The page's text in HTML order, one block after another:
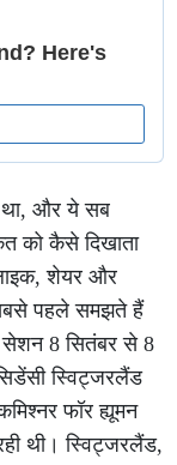
था, और ये सब
को कैसे दिखाता
शेयर और
पहले समझते हैं
8 सितंबर से 8
स्विट्जरलैंड
फॉर ह्यूमन
थी। स्विट्जरलैंड,